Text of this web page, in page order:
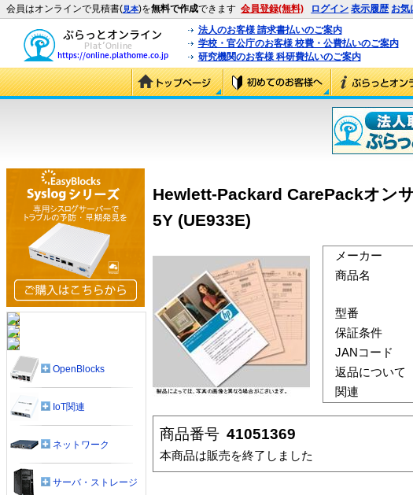
会員はオンラインで見積書(見本)を無料で作成できます 会員登録(無料) ログイン 表示履歴 お気
法人のお客様 請求書払いのご案内
学校・官公庁のお客様 校費・公費払いのご案内
研究機関のお客様 科研費払いのご案内
Hewlett-Packard CarePackオン
5Y (UE933E)
メーカー
商品名
型番
保証条件
JANコード
返品について
関連
商品番号 41051369
本商品は販売を終了しました
OpenBlocks
IoT関連
ネットワーク
サーバ・ストレージ